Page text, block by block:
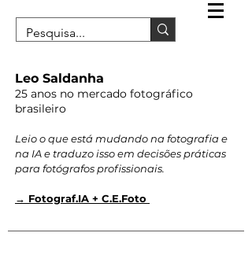
Leo Saldanha
25 anos no mercado fotográfico
brasileiro
Leio o que está mudando na fotografia e
na IA e traduzo isso em decisões práticas
para fotógrafos profissionais.
→ Fotograf.IA + C.E.Foto